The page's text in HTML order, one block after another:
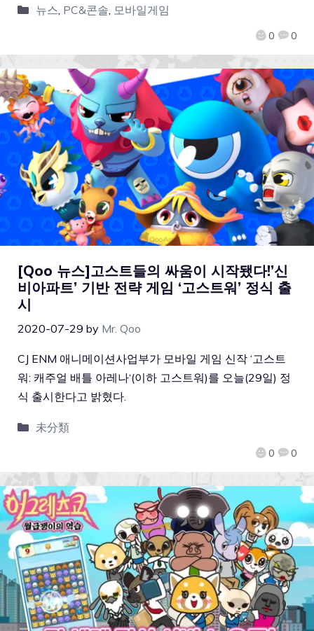
0 0
뉴스 PC&콘솔 모바일게임
[Qoo 뉴스]고스트들의 싸움이 시작됐다!’신
비아파트’ 기반 전략 게임 ‘고스트워’ 정식 출
시
2020-07-29 by Mr. Qoo
0 0
CJ ENM 애니메이션사업부가 모바일 게임 신작 ‘고스트
워: 캐주얼 배틀 아레나‘(이하 고스트워)를 오늘(29일) 정
식 출시한다고 밝혔다.
未分類